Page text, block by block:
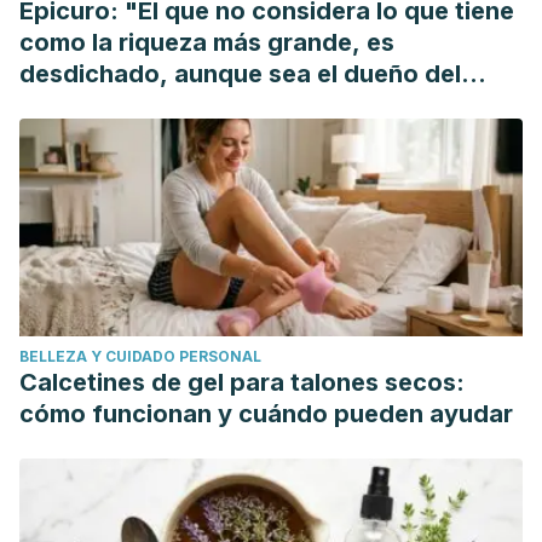
Journal of Ethnopharmacology
https://doi.org/10.1016/j.jep.2006.07.021
Diuretic Effect in Human Subjects of an Extract of
Taraxacum officinale Folium over a Single Day. The Journal
of Alternative and Complementary Medicine.
https://doi.org/10.1089/acm.2008.0152
Epicuro: "El que no considera lo que tiene
como la riqueza más grande, es
desdichado, aunque sea el dueño del
BELLEZA Y CUIDADO PERSONAL
Calcetines de gel para talones secos:
cómo funcionan y cuándo pueden ayudar